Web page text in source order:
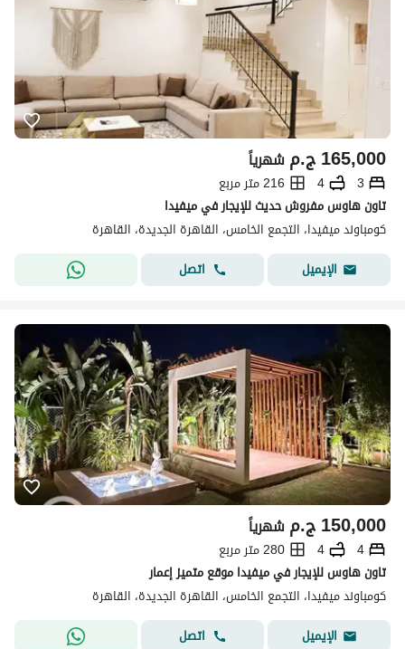
ج.م165,000 شهرياً
3
4
216 متر مربع
تاون هاوس مفروش حديث للإيجار في ميفيدا
كومباوند ميفيدا، التجمع الخامس، القاهرة الجديدة، القاهرة
الإيميل
اتصل
ج.م150,000 شهرياً
4
4
280 متر مربع
تاون هاوس للإيجار في ميفيدا موقع متميز إعمار
كومباوند ميفيدا، التجمع الخامس، القاهرة الجديدة، القاهرة
الإيميل
اتصل